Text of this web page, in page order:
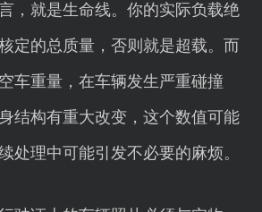
，就是生命线。你的实际负载绝
定的总质量，否则就是超载。而
车重量，在车辆发生严重碰撞
结构有重大改变，这个数值可能
处理中可能引发不必要的麻烦。